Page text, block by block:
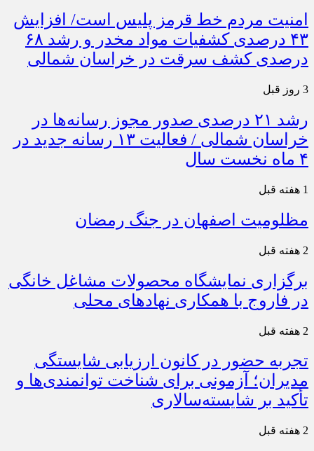
امنیت مردم خط قرمز پلیس است/ افزایش
۴۳ درصدی کشفیات مواد مخدر و رشد ۶۸
درصدی کشف سرقت در خراسان شمالی
3 روز قبل
رشد ۲۱ درصدی صدور مجوز رسانه‌ها در
خراسان شمالی / فعالیت ۱۳ رسانه جدید در
۴ ماه نخست سال
1 هفته قبل
مظلومیت اصفهان در جنگ رمضان
2 هفته قبل
برگزاری نمایشگاه محصولات مشاغل خانگی
در فاروج با همکاری نهادهای محلی
2 هفته قبل
تجربه حضور در کانون ارزیابی شایستگی
مدیران؛ آزمونی برای شناخت توانمندی‌ها و
تأکید بر شایسته‌سالاری
2 هفته قبل